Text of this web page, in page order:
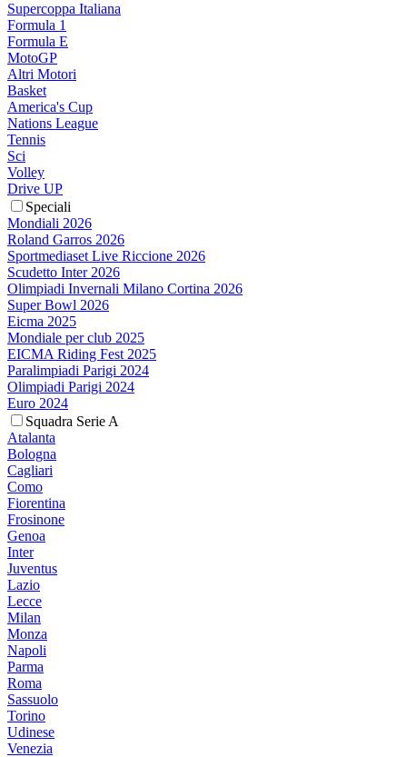
Supercoppa Italiana
Formula 1
Formula E
MotoGP
Altri Motori
Basket
America's Cup
Nations League
Tennis
Sci
Volley
Drive UP
Speciali
Mondiali 2026
Roland Garros 2026
Sportmediaset Live Riccione 2026
Scudetto Inter 2026
Olimpiadi Invernali Milano Cortina 2026
Super Bowl 2026
Eicma 2025
Mondiale per club 2025
EICMA Riding Fest 2025
Paralimpiadi Parigi 2024
Olimpiadi Parigi 2024
Euro 2024
Squadra Serie A
Atalanta
Bologna
Cagliari
Como
Fiorentina
Frosinone
Genoa
Inter
Juventus
Lazio
Lecce
Milan
Monza
Napoli
Parma
Roma
Sassuolo
Torino
Udinese
Venezia